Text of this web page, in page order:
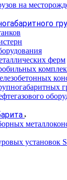
на
ферм
установок